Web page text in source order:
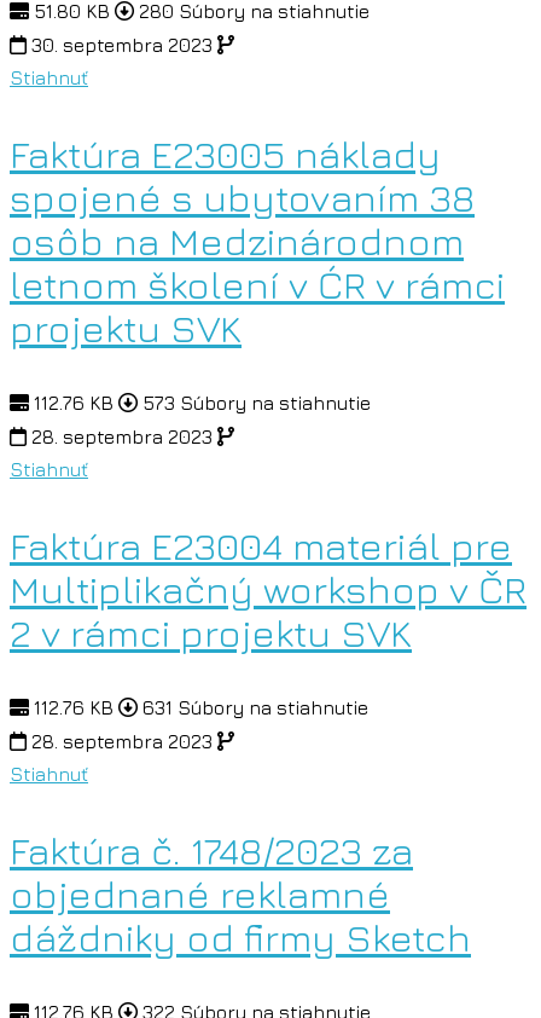
51.80 KB
280 Súbory na stiahnutie
30. septembra 2023
Stiahnuť
Faktúra E23005 náklady
spojené s ubytovaním 38
osôb na Medzinárodnom
letnom školení v ĆR v rámci
projektu SVK
112.76 KB
573 Súbory na stiahnutie
28. septembra 2023
Stiahnuť
Faktúra E23004 materiál pre
Multiplikačný workshop v ČR
2 v rámci projektu SVK
112.76 KB
631 Súbory na stiahnutie
28. septembra 2023
Stiahnuť
Faktúra č. 1748/2023 za
objednané reklamné
dáždniky od firmy Sketch
112.76 KB
322 Súbory na stiahnutie